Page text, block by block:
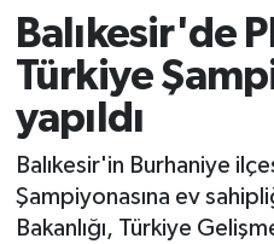
Balıkesir'de
Türkiye
yapıldı
Balıkesir'in Burhaniye
Şampiyonasına ev
Bakanlığı, Türkiye
Rize Jandarma
Bilim Teknoloji
Bölge
Advertising news
Süper Lig Puan
Tüm Manşetler
Son Dakika Haberleri
Haber Arşivi